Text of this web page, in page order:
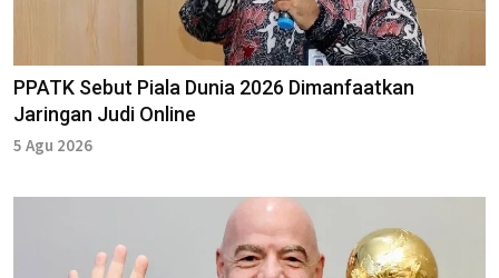
PPATK Sebut Piala Dunia 2026 Dimanfaatkan
Jaringan Judi Online
5 Agu 2026